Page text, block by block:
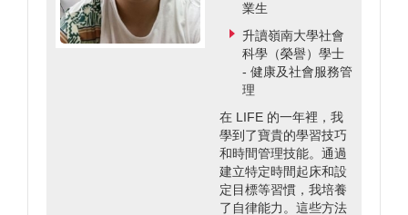
業生
升讀嶺南大學社會
科學（榮譽）學士
- 健康及社會服務管
理
在 LIFE 的一年裡，我
學到了寶貴的學習技巧
和時間管理技能。通過
建立特定時間起床和設
定目標等習慣，我培養
了自律能力。這些方法